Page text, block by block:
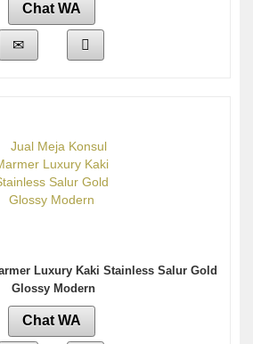
Chat WA
Luxury Kaki Stainless Salur Gold
Glossy Modern
Chat WA